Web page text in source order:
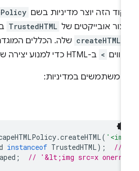
הזה יוצר מדיניות בשם
אובייקטים של TrustedHTML
< ב-HTML כדי למנוע יצירה של רכיבי HTML חדשים.
משתמשים במדיניות:
escapeHTMLPolicy.createHTML(
instanceof TrustedHTML );
escaped ; // '&lt;img src=x